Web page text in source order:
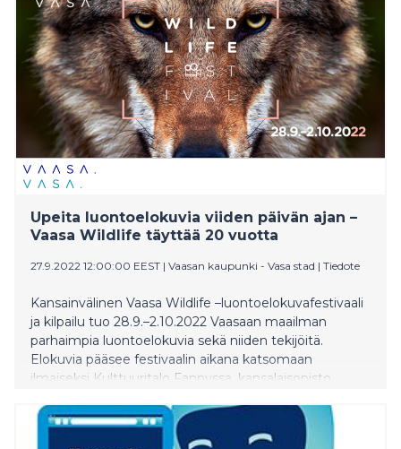
Upeita luontoelokuvia viiden päivän ajan –
Vaasa Wildlife täyttää 20 vuotta
27.9.2022 12:00:00 EEST | Vaasan kaupunki - Vasa stad | Tiedote
Kansainvälinen Vaasa Wildlife –luontoelokuvafestivaali
ja kilpailu tuo 28.9.–2.10.2022 Vaasaan maailman
parhaimpia luontoelokuvia sekä niiden tekijöitä.
Elokuvia pääsee festivaalin aikana katsomaan
ilmaiseksi Kulttuuritalo Fannyssa, kansalaisopisto